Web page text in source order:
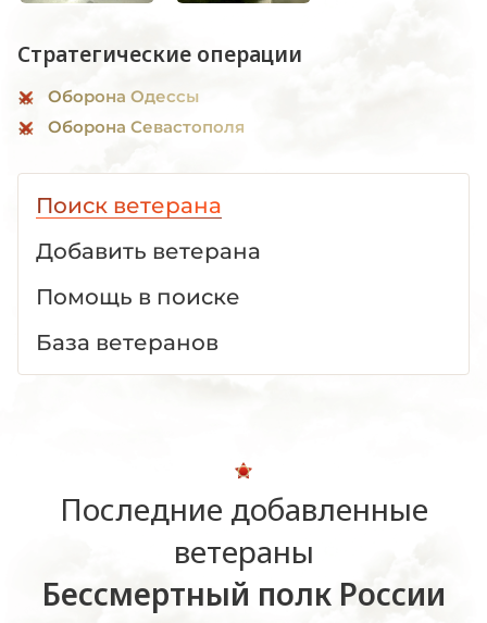
Стратегические операции
Оборона Одессы
Оборона Севастополя
Поиск ветерана
Добавить ветерана
Помощь в поиске
База ветеранов
Последние добавленные
ветераны
Бессмертный полк России